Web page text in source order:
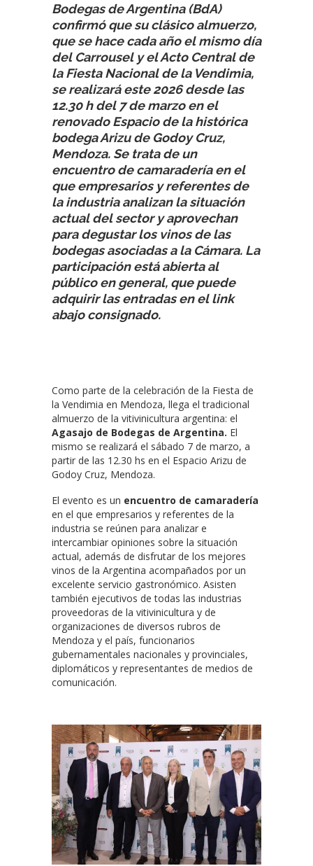
Bodegas de Argentina (BdA)
confirmó que su clásico almuerzo,
que se hace cada año el mismo día
del Carrousel y el Acto Central de
la Fiesta Nacional de la Vendimia,
se realizará este 2026 desde las
12.30 h del 7 de marzo en el
renovado Espacio de la histórica
bodega Arizu de Godoy Cruz,
Mendoza. Se trata de un
encuentro de camaradería en el
que empresarios y referentes de
la industria analizan la situación
actual del sector y aprovechan
para degustar los vinos de las
bodegas asociadas a la Cámara. La
participación está abierta al
público en general, que puede
adquirir las entradas en el link
abajo consignado.
Como parte de la celebración de la Fiesta de
la Vendimia en Mendoza, llega el tradicional
almuerzo de la vitivinicultura argentina: el
Agasajo de Bodegas de Argentina. El
mismo se realizará el sábado 7 de marzo, a
partir de las 12.30 hs en el Espacio Arizu de
Godoy Cruz, Mendoza.
El evento es un encuentro de camaradería
en el que empresarios y referentes de la
industria se reúnen para analizar e
intercambiar opiniones sobre la situación
actual, además de disfrutar de los mejores
vinos de la Argentina acompañados por un
excelente servicio gastronómico. Asisten
también ejecutivos de todas las industrias
proveedoras de la vitivinicultura y de
organizaciones de diversos rubros de
Mendoza y el país, funcionarios
gubernamentales nacionales y provinciales,
diplomáticos y representantes de medios de
comunicación.